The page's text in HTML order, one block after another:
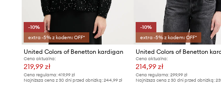
-10%
extra -5% z kodem: OFF*
United Colors of Benetton kardigan
Cena aktualna:
219,99 zł
Cena regularna: 419,99 zł
Najniższa cena z 30 dni przed obniżką: 244,99 zł
-10%
extra -5% z kodem: OFF*
Cena aktualna:
214,99 zł
Cena regularna:299,99 zł
Najniższa cena z 30 dni przed obniżką: